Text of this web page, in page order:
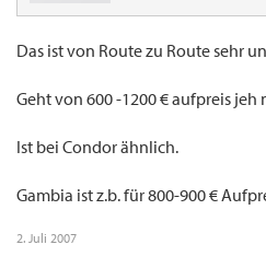
Das ist von Route zu Route sehr
Geht von 600 -1200 € aufpreis jeh
Ist bei Condor ähnlich.
Gambia ist z.b. für 800-900 €
2. Juli 2007